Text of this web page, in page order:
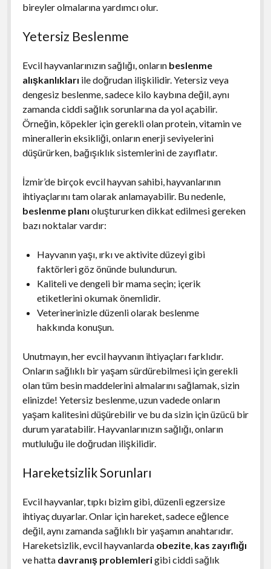
bireyler olmalarına yardımcı olur.
Yetersiz Beslenme
Evcil hayvanlarınızın sağlığı, onların beslenme
alışkanlıkları ile doğrudan ilişkilidir. Yetersiz veya
dengesiz beslenme, sadece kilo kaybına değil, aynı
zamanda ciddi sağlık sorunlarına da yol açabilir.
Örneğin, köpekler için gerekli olan protein, vitamin ve
minerallerin eksikliği, onların enerji seviyelerini
düşürürken, bağışıklık sistemlerini de zayıflatır.
İzmir’de birçok evcil hayvan sahibi, hayvanlarının
ihtiyaçlarını tam olarak anlamayabilir. Bu nedenle,
beslenme planı oluştururken dikkat edilmesi gereken
bazı noktalar vardır:
Hayvanın yaşı, ırkı ve aktivite düzeyi gibi
faktörleri göz önünde bulundurun.
Kaliteli ve dengeli bir mama seçin; içerik
etiketlerini okumak önemlidir.
Veterinerinizle düzenli olarak beslenme
hakkında konuşun.
Unutmayın, her evcil hayvanın ihtiyaçları farklıdır.
Onların sağlıklı bir yaşam sürdürebilmesi için gerekli
olan tüm besin maddelerini almalarını sağlamak, sizin
elinizde! Yetersiz beslenme, uzun vadede onların
yaşam kalitesini düşürebilir ve bu da sizin için üzücü bir
durum yaratabilir. Hayvanlarınızın sağlığı, onların
mutluluğu ile doğrudan ilişkilidir.
Hareketsizlik Sorunları
Evcil hayvanlar, tıpkı bizim gibi, düzenli egzersize
ihtiyaç duyarlar. Onlar için hareket, sadece eğlence
değil, aynı zamanda sağlıklı bir yaşamın anahtarıdır.
Hareketsizlik, evcil hayvanlarda obezite, kas zayıflığı
ve hatta davranış problemlerigibi ciddi sağlık